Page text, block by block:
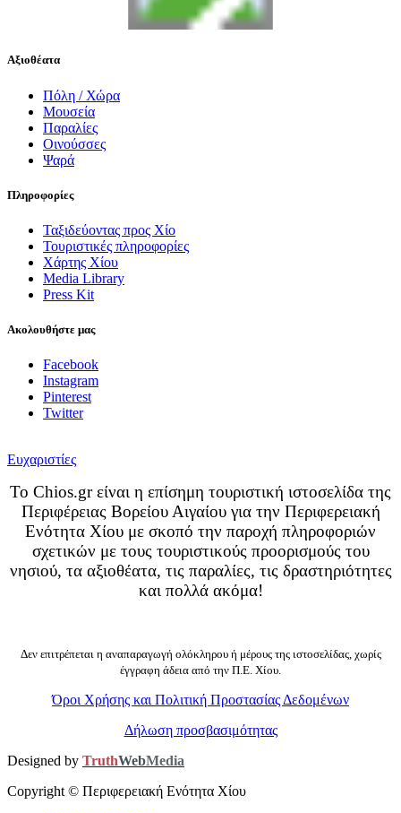
Αξιοθέατα
Πόλη / Χώρα
Μουσεία
Παραλίες
Οινούσσες
Ψαρά
Πληροφορίες
Ταξιδεύοντας προς Χίο
Τουριστικές πληροφορίες
Χάρτης Χίου
Media Library
Press Kit
Ακολουθήστε μας
Facebook
Instagram
Pinterest
Twitter
Ευχαριστίες
Το Chios.gr είναι η επίσημη τουριστική ιστοσελίδα της
Περιφέρειας Βορείου Αιγαίου για την Περιφερειακή
Ενότητα Χίου με σκοπό την παροχή πληροφοριών
σχετικών με τους τουριστικούς προορισμούς του
νησιού, τα αξιοθέατα, τις παραλίες, τις δραστηριότητες
και πολλά ακόμα!
Δεν επιτρέπεται η αναπαραγωγή ολόκληρου ή μέρους της ιστοσελίδας, χωρίς
έγγραφη άδεια από την Π.Ε. Χίου.
Όροι Χρήσης και Πολιτική Προστασίας Δεδομένων
Δήλωση προσβασιμότητας
Designed by TruthWebMedia
Copyright © Περιφερειακή Ενότητα Χίου